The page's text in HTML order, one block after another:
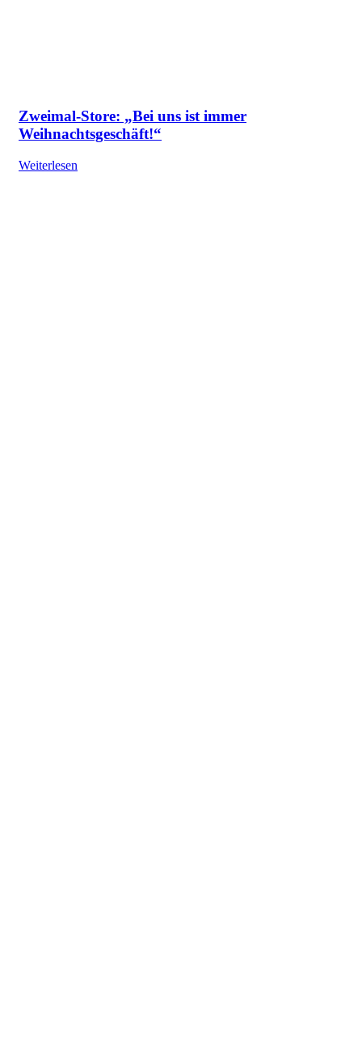
Zweimal-Store: „Bei uns ist immer
Weihnachtsgeschäft!“
Weiterlesen